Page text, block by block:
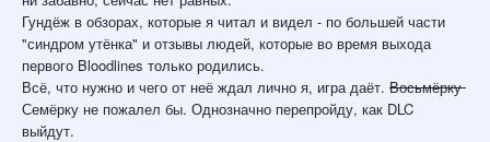
Гундёж в обзорах, которые я читал и видел - по большей части
"синдром утёнка" и отзывы людей, которые во время выхода
первого Bloodlines только родились.
Всё, что нужно и чего от неё ждал лично я, игра даёт. Восьмёрку
Семёрку не пожалел бы. Однозначно перепройду, как DLC
выйдут.